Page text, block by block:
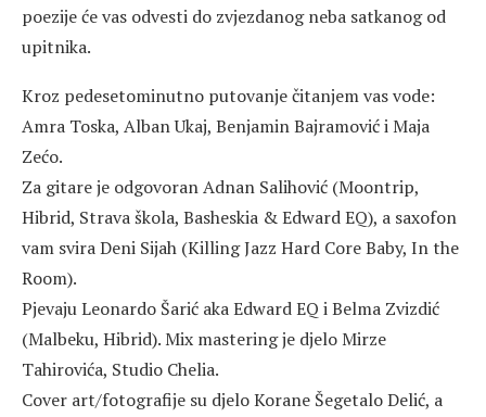
poezije će vas odvesti do zvjezdanog neba satkanog od
upitnika.
Kroz pedesetominutno putovanje čitanjem vas vode:
Amra Toska, Alban Ukaj, Benjamin Bajramović i Maja
Zećo.
Za gitare je odgovoran Adnan Salihović (Moontrip,
Hibrid, Strava škola, Basheskia & Edward EQ), a saxofon
vam svira Deni Sijah (Killing Jazz Hard Core Baby, In the
Room).
Pjevaju Leonardo Šarić aka Edward EQ i Belma Zvizdić
(Malbeku, Hibrid). Mix mastering je djelo Mirze
Tahirovića, Studio Chelia.
Cover art/fotografije su djelo Korane Šegetalo Delić, a